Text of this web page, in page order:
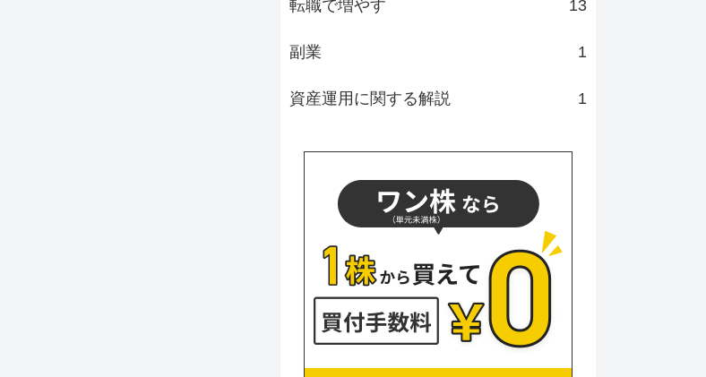
転職で増やす 13
副業 1
資産運用に関する解説 1